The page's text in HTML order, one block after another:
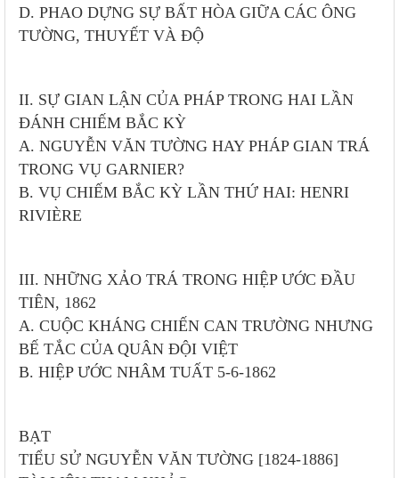
D. PHAO DỰNG SỰ BẤT HÒA GIỮA CÁC ÔNG
TƯỜNG, THUYẾT VÀ ÐỘ
II. SỰ GIAN LẬN CỦA PHÁP TRONG HAI LẦN
ĐÁNH CHIẾM BẮC KỲ
A. NGUYỄN VĂN TƯỜNG HAY PHÁP GIAN TRÁ
TRONG VỤ GARNIER?
B. VỤ CHIẾM BẮC KỲ LẦN THỨ HAI: HENRI
RIVIÈRE
III. NHỮNG XẢO TRÁ TRONG HIỆP ƯỚC ĐẦU
TIÊN, 1862
A. CUỘC KHÁNG CHIẾN CAN TRƯỜNG NHƯNG
BẾ TẮC CỦA QUÂN ĐỘI VIỆT
B. HIỆP ƯỚC NHÂM TUẤT 5-6-1862
BẠT
TIỂU SỬ NGUYỄN VĂN TƯỜNG [1824-1886]